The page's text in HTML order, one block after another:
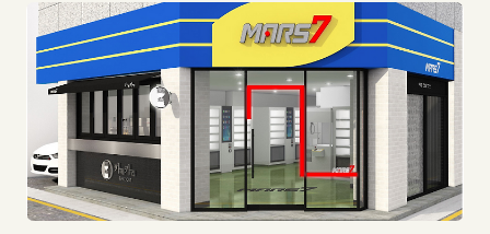
성과 소멸의 과정을 거치는 프랜차이즈 업계에서휘카페는 지금처
럼 꾸준히 노력하고, 성장하여 창업자분들의 든든한 파트너가 되기
위해최선의 노력을 다하고 있습니다. 여러분의 든든한 파트너 휘카
페(Whi Cafe)와 함께꿈꾸는 모든 일을 이루시기를 진심으로 기원
합니다. 감사합니다. 프랜차이즈 카페브랜드 휘카페 WHI CAFE 청
호나이스와 제휴..